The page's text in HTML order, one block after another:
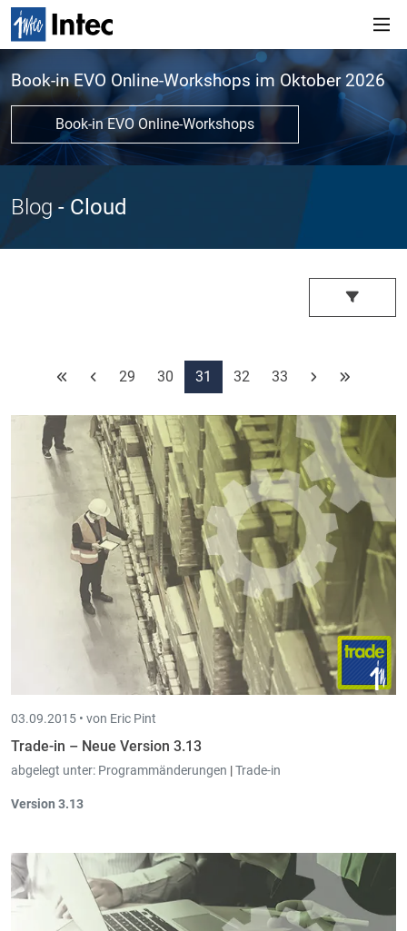
Book-in EVO Online-Workshops im Oktober 2026
Book-in EVO Online-Workshops
Blog - Cloud
29 30 31 32 33
03.09.2015 • von Eric Pint
Trade-in – Neue Version 3.13
abgelegt unter: Programmänderungen |Trade-in
Version 3.13
Artikel im Parameterschirmhinzugefügt.
Im Bestellschirm wurden die
Kolonnen "Stückpreis" und
"Stückpreis mit MwSt" hinzugefügt.